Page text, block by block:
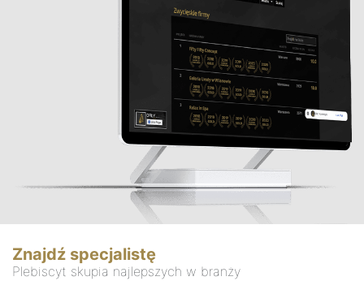
Znajdź specjalistę
Plebiscyt skupia najlepszych w branży